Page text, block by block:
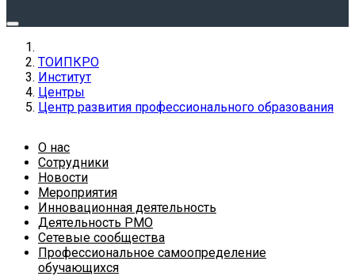
ТОИПКРО
Институт
Центры
Центр развития профессионального образования
О нас
Сотрудники
Новости
Мероприятия
Инновационная деятельность
Деятельность РМО
Сетевые сообщества
Профессиональное самоопределение
обучающихся